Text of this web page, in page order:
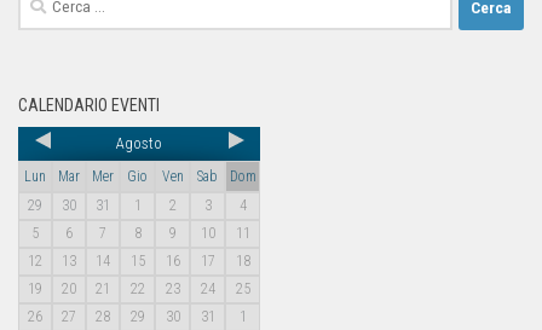
CALENDARIO EVENTI
Agosto
Lun Mar Mer Gio Ven Sab
Dom
29
30 31 1 2 3
4
5
6 7 8 9 10
11
12
13 14 15 16 17
18
19
20 21 22 23 24
25
26
27 28 29 30 31 1